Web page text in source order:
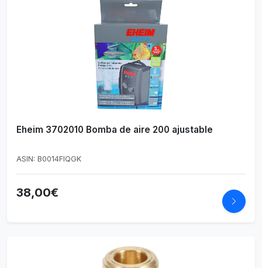
Eheim 3702010 Bomba de aire 200 ajustable
ASIN: B0014FIQGK
38,00€